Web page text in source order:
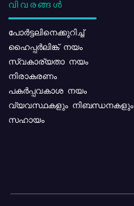
വിവരങ്ങൾ
പോര്‍ട്ടലിനെക്കുറിച്ച്
ഹൈപ്പർലിങ്ക് നയം
സ്വകാര്യതാ നയം
നിരാകരണം
പകർപ്പവകാശ നയം
വ്യവസ്ഥകളും നിബന്ധനകളും
സഹായം